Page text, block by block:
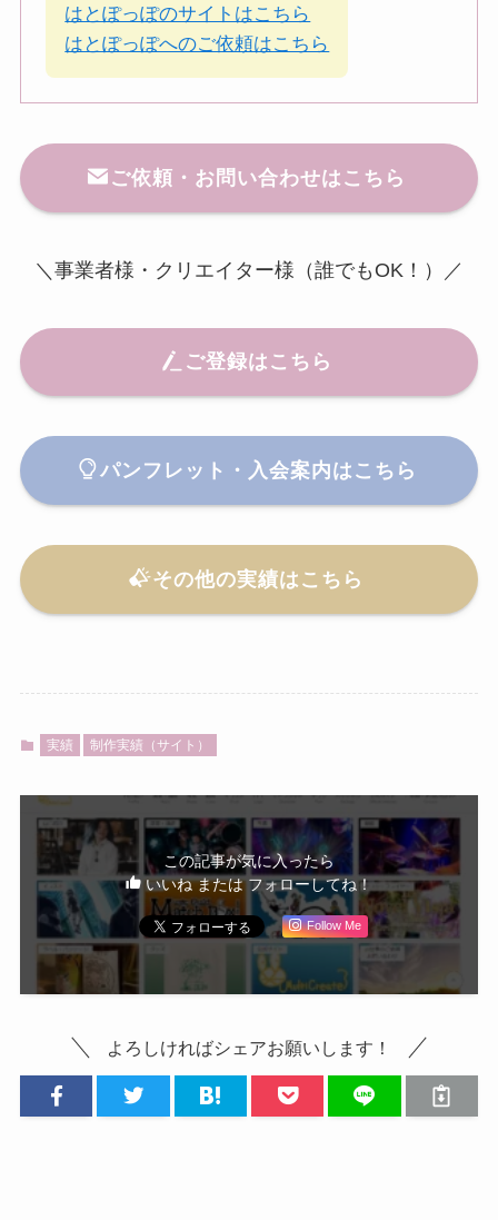
はとぽっぽのサイトはこちら
はとぽっぽへのご依頼はこちら
ご依頼・お問い合わせはこちら
＼事業者様・クリエイター様（誰でもOK！）／
ご登録はこちら
パンフレット・入会案内はこちら
その他の実績はこちら
実績 制作実績（サイト）
この記事が気に入ったら
いいね または フォローしてね！
Follow Me
よろしければシェアお願いします！